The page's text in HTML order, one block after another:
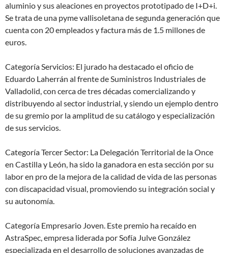
aluminio y sus aleaciones en proyectos prototipado de I+D+i.
Se trata de una pyme vallisoletana de segunda generación que
cuenta con 20 empleados y factura más de 1.5 millones de
euros.
Categoría Servicios: El jurado ha destacado el oficio de
Eduardo Laherrán al frente de Suministros Industriales de
Valladolid, con cerca de tres décadas comercializando y
distribuyendo al sector industrial, y siendo un ejemplo dentro
de su gremio por la amplitud de su catálogo y especialización
de sus servicios.
Categoría Tercer Sector: La Delegación Territorial de la Once
en Castilla y León, ha sido la ganadora en esta sección por su
labor en pro de la mejora de la calidad de vida de las personas
con discapacidad visual, promoviendo su integración social y
su autonomía.
Categoría Empresario Joven. Este premio ha recaído en
AstraSpec, empresa liderada por Sofía Julve González
especializada en el desarrollo de soluciones avanzadas de